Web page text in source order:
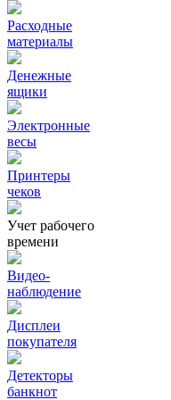
Расходные
материалы
Денежные
ящики
Электронные
весы
Принтеры
чеков
Учет рабочего
времени
Видео‑
наблюдение
Дисплеи
покупателя
Детекторы
банкнот